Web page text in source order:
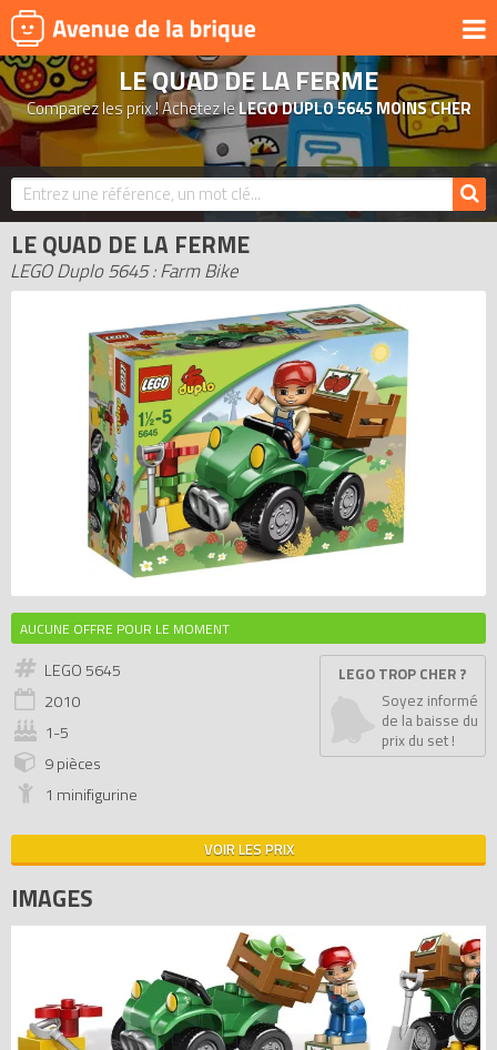
UNIVERS
PRODUITS DÉRIVÉS
NOUVEAUTÉS
LEGO 2026
BONS PLANS
ACTUALITÉS
ASSOCIATIONS DE FANS
EXPOSITIONS LEGO
LEGO LES PLUS CHERS
DERNIERS LEGO AJOUTÉS
LE QUAD DE LA FERME
Comparez les prix ! Achetez leLEGO DUPLO 5645 MOINS CHER
LE QUAD DE LA FERME
LEGO Duplo 5645 : Farm Bike
AUCUNE OFFRE POUR LE MOMENT
LEGO 5645
2010
1-5
9 pièces
1 minifigurine
LEGO TROP CHER ?
Soyez informé
de la baisse du
prix du set !
VOIR LES PRIX
IMAGES